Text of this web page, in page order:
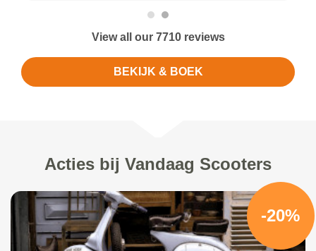
View all our 7710 reviews
BEKIJK & BOEK
Acties bij Vandaag Scooters
-20%